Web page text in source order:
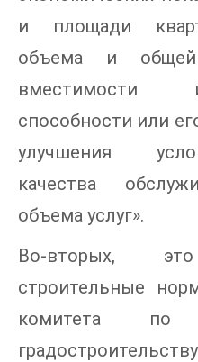
и площади
объема и
вместимости
способности или
улучшения
качества
объема услуг».
Во-вторых,
строительные
комитета по